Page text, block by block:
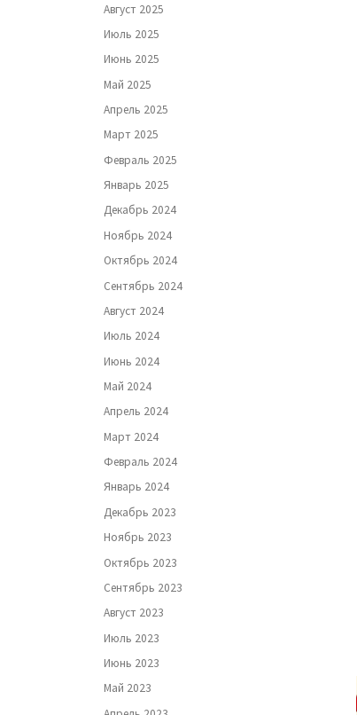
Август 2025
Июль 2025
Июнь 2025
Май 2025
Апрель 2025
Март 2025
Февраль 2025
Январь 2025
Декабрь 2024
Ноябрь 2024
Октябрь 2024
Сентябрь 2024
Август 2024
Июль 2024
Июнь 2024
Май 2024
Апрель 2024
Март 2024
Февраль 2024
Январь 2024
Декабрь 2023
Ноябрь 2023
Октябрь 2023
Сентябрь 2023
Август 2023
Июль 2023
Июнь 2023
Май 2023